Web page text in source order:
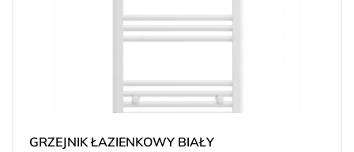
GRZEJNIK ŁAZIENKOWY BIAŁY